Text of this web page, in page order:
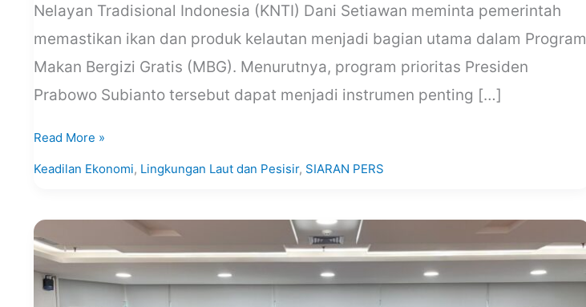
Nelayan Tradisional Indonesia (KNTI) Dani Setiawan meminta pemerintah
memastikan ikan dan produk kelautan menjadi bagian utama dalam Program
Makan Bergizi Gratis (MBG). Menurutnya, program prioritas Presiden
Prabowo Subianto tersebut dapat menjadi instrumen penting […]
Read More »
Keadilan Ekonomi, Lingkungan Laut dan Pesisir, SIARAN PERS
SIARAN
PERS
Nelayan
dan